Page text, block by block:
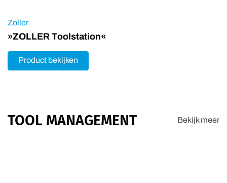
Zoller
»ZOLLER Toolstation«
Product bekijken
TOOL MANAGEMENT Bekijk meer